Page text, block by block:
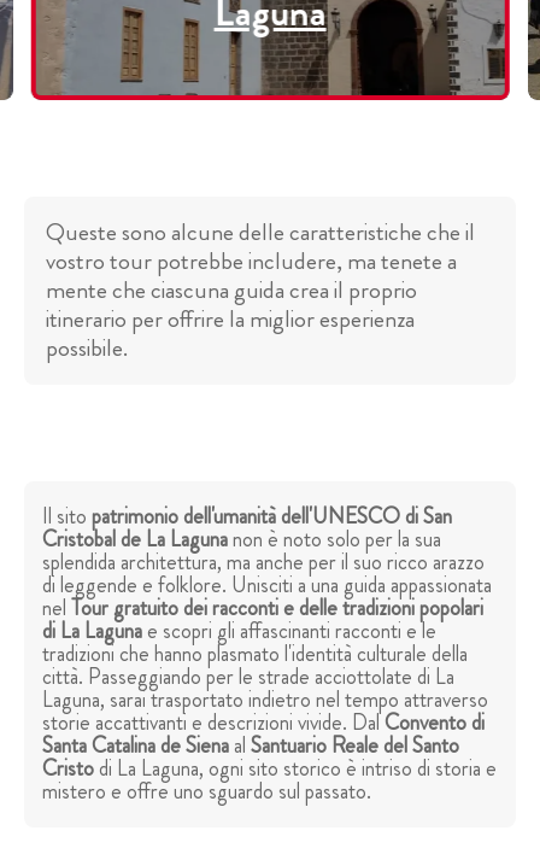
Laguna
Queste sono alcune delle caratteristiche che il
vostro tour potrebbe includere, ma tenete a
mente che ciascuna guida crea il proprio
itinerario per offrire la miglior esperienza
possibile.
Il sitopatrimonio dell'umanità dell'UNESCO di San
Cristobal de La Lagunanon è noto solo per la sua
splendida architettura, ma anche per il suo ricco arazzo
di leggende e folklore. Unisciti a una guida appassionata
nelTour gratuito dei racconti e delle tradizioni popolari
di La Lagunae scopri gli affascinanti racconti e le
tradizioni che hanno plasmato l'identità culturale della
città. Passeggiando per le strade acciottolate di La
Laguna, sarai trasportato indietro nel tempo attraverso
storie accattivanti e descrizioni vivide. DalConvento di
Santa Catalina de SienaalSantuario Reale del Santo
Cristodi La Laguna, ogni sito storico è intriso di storia e
mistero e offre uno sguardo sul passato.